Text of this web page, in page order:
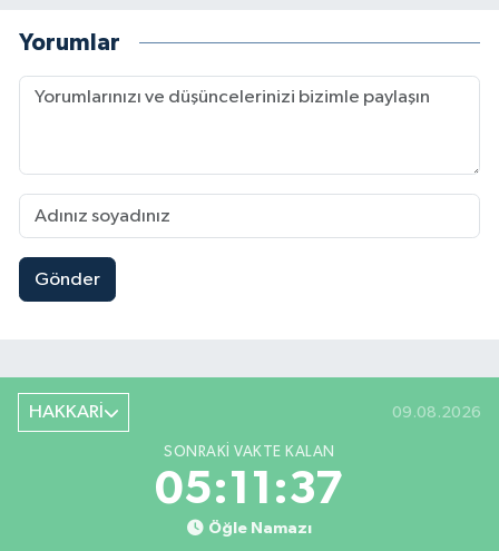
Yorumlar
Gönder
HAKKARİ 09.08.2026
SONRAKI VAKTE KALAN
05:11:36
Öğle Namazı